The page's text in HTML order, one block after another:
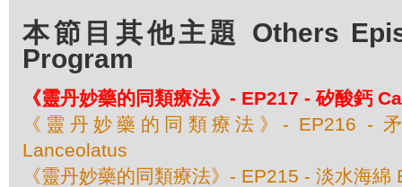
本節目其他主題 Others
Program
《靈丹妙藥的同類療法》- EP217 - 矽酸鈣
《靈丹妙藥的同類療法》- EP216 -
Lanceolatus
《靈丹妙藥的同類療法》- EP215 - 淡水海綿